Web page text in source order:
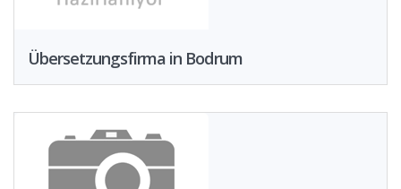
Übersetzungsfirma in Bodrum